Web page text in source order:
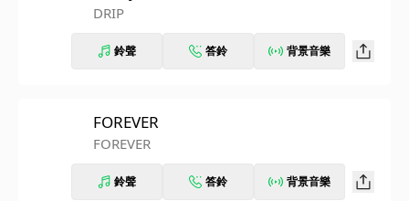
DRIP
鈴聲 答鈴 背景音樂
FOREVER
FOREVER
鈴聲 答鈴 背景音樂